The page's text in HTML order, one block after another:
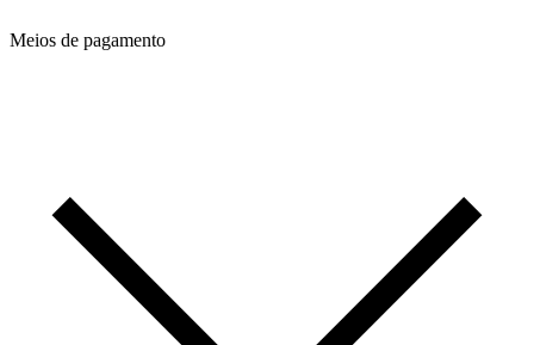
Meios de pagamento